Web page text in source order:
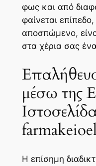
φως και από
φαίνεται
αποσπώμενο,
στα χέρια σας
μέσω της
Η επίσημη